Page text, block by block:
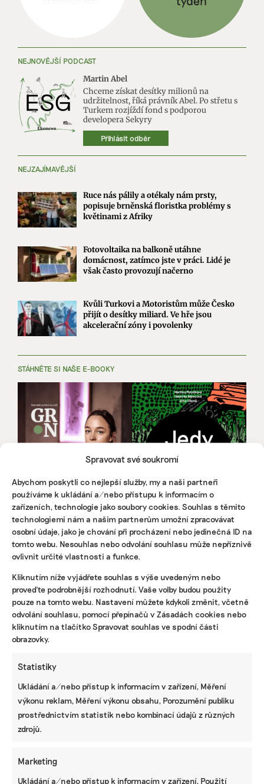
Spravovat své soukromí
Abychom poskytli co nejlepší služby, my a naši partneři
používáme k ukládání a/nebo přístupu k informacím o
zařízeních, technologie jako soubory cookies. Souhlas s těmito
technologiemi nám a našim partnerům umožní zpracovávat
osobní údaje, jako je chování při procházení nebo jedinečná ID na
tomto webu. Nesouhlas nebo odvolání souhlasu může nepříznivě
ovlivnit určité vlastnosti a funkce.
Kliknutím níže vyjádřete souhlas s výše uvedeným nebo
proveďte podrobnější rozhodnutí. Vaše volby budou použity
pouze na tomto webu. Nastavení můžete kdykoli změnit, včetně
odvolání souhlasu, pomocí přepínačů v Zásadách cookies nebo
kliknutím na tlačítko Spravovat souhlas ve spodní části
obrazovky.
Statistiky
Ukládání a/nebo přístup k informacím v zařízení, Měření
výkonu reklam, Měření výkonu obsahu, Porozumění publiku
prostřednictvím statistik nebo kombinací údajů z různých
zdrojů.
Marketing
Ukládání a/nebo přístup k informacím v zařízení, Použití
NEJNOVĚJŠÍ PODCAST
Martin Abel
Chceme získat desítky milionů na
udržitelnost, říká právník Abel. Po střetu s
Turkem rozjíždí fond s podporou
developera Sekyry
Přihlásit odběr
NEJZAJÍMAVĚJŠÍ
Ruce nás pálily a otékaly nám prsty,
popisuje brněnská floristka problémy s
květinami z Afriky
Fotovoltaika na balkoně utáhne
domácnost, zatímco jste v práci. Lidé je
však často provozují načerno
Kvůli Turkovi a Motoristům může Česko
přijít o desítky miliard. Ve hře jsou
akcelerační zóny i povolenky
STÁHNĚTE SI NAŠE E-BOOKY
Udržitelnost, umění i komunitní sdílení.
Festival Týká se to také tebe v Uherském
Hradišti startuje tento týden
Ani trend, ani povinnost. Udržitelnost je
způsob, jak řídit firmu do budoucna a zvyšovat
její hodnotu, říká expertka